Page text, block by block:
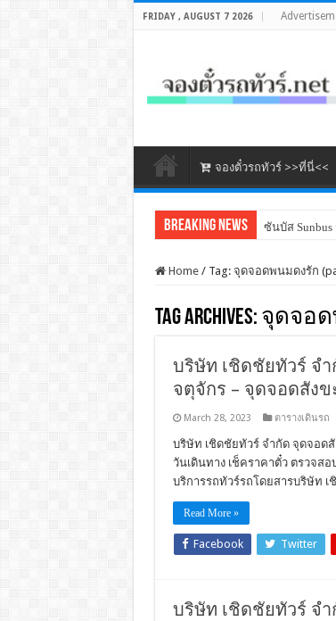
FRIDAY , AUGUST 7 2026
จองตั๋วรถทัวร์ >>ที่นี่<<
Breaking News ซันบัส Sunbus
Home / Tag: จุดจอดพนมดงรัก
Tag Archives: จุดจอ
บริษัท เชิดชัยทัวร์ จ
จตุจักร – จุดจอดสัง
March 28, 2023 ตารางเดินรถ
บริษัท เชิดชัยทัวร์ จำกัด จุดจอด
วันเดินทาง เช็คราคาตั๋ว ตรวจส
บริการรถทัวร์รถโดยสารบริษัท
Read More »
Facebook Twitter
บริษัท เชิดชัยทัวร์ จ